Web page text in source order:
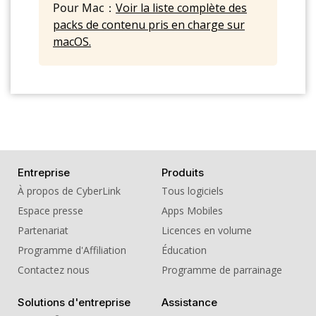
Short
14. Sound Effect - Thunderer Whistle
Plastic Blow Hard
15. Sound Effect - Toy Horn Trumpet Bird
Reverberant Low Long
18. Sound Effect - Whistle Long Down
19. Sound Effect - Whistle Long Up
20. Sound Effect - Whistle Spin
Pour Mac： Voir la liste complète des
packs de contenu pris en charge sur
macOS.
Entreprise
À propos de CyberLink
Espace presse
Partenariat
Programme d'Affiliation
Contactez nous
Produits
Tous logiciels
Apps Mobiles
Licences en volume
Éducation
Programme de parrainage
Solutions d'entreprise
Assistance